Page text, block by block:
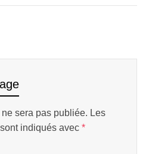
sera pas publiée. Les
indiqués avec *